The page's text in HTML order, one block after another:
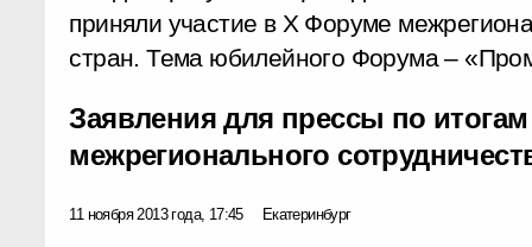
приняли участие в X Форуме
стран. Тема юбилейного Форума –
Заявления для прессы по
межрегионального
11 ноября 2013 года, 17:45 Екатеринбург